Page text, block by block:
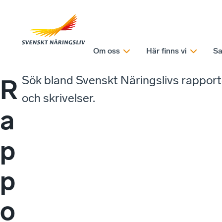
Om oss Här finns vi
R
a
p
p
o
Sök bland Svenskt Näringslivs
och skrivelser.